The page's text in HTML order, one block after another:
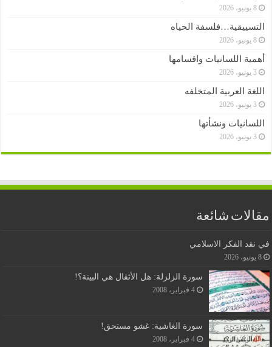
8 يونيو، 2026
التسييقية…فلسفة الحياه
8 يونيو، 2026
أهمية اللسانيات واقسامها
3 يونيو، 2026
اللغة العربية المتخلفه
3 يونيو، 2026
اللسانيات ونشأتها
3 يونيو، 2026
مقالات شائعة
في نقد الفكر الاسلامي
8 يونيو، 2026
سورة الزلزلة: هل الأثقال هي البينة؟!
4 فبراير، 2008
سورة الغاشية: غشو مستحق!
4 فبراير، 2008